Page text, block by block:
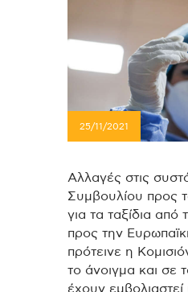
25/11/2021
Αλλαγές στις
Συμβουλίου προς
για τα ταξίδια από
προς την
πρότεινε η
το άνοιγμα και σε
έχουν εμβολιαστεί